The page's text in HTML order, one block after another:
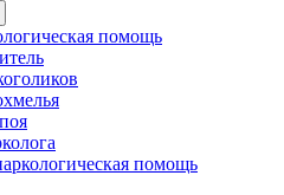
помощь
помощь